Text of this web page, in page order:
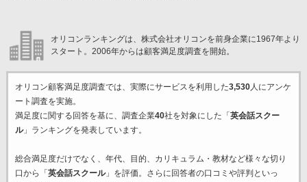
オリコンランキングは、株式会社オリコンを前身企業に1967年より
スタート。2006年からは顧客満足度調査を開始。
オリコン顧客満足度調査では、実際にサービスを利用した3,530人にアンケ
ート調査を実施。
満足度に関する回答を基に、調査企業40社を対象にした「 英会話スクー
ル」ランキングを発表しています。
総合満足度だけでなく、年代、目的、カリキュラム・教材など様々な切り
口から「 英会話スクール」を評価。さらに回答者の口コミや評判といっ